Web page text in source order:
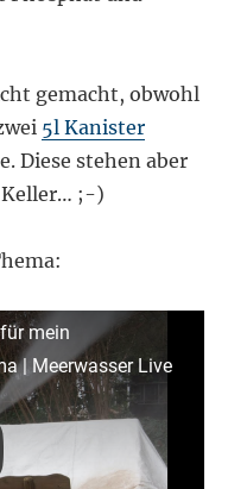
gemacht, obwohl
5l Kanister
Diese stehen aber
Keller… ;-)
mein
| Meerwasser Live